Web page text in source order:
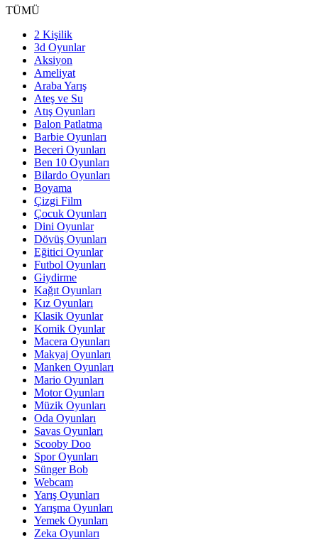
TÜMÜ
2 Kişilik
3d Oyunlar
Aksiyon
Ameliyat
Araba Yarış
Ateş ve Su
Atış Oyunları
Balon Patlatma
Barbie Oyunları
Beceri Oyunları
Ben 10 Oyunları
Bilardo Oyunları
Boyama
Çizgi Film
Çocuk Oyunları
Dini Oyunlar
Dövüş Oyunları
Eğitici Oyunlar
Futbol Oyunları
Giydirme
Kağıt Oyunları
Kız Oyunları
Klasik Oyunlar
Komik Oyunlar
Macera Oyunları
Makyaj Oyunları
Manken Oyunları
Mario Oyunları
Motor Oyunları
Müzik Oyunları
Oda Oyunları
Savas Oyunları
Scooby Doo
Spor Oyunları
Sünger Bob
Webcam
Yarış Oyunları
Yarışma Oyunları
Yemek Oyunları
Zeka Oyunları